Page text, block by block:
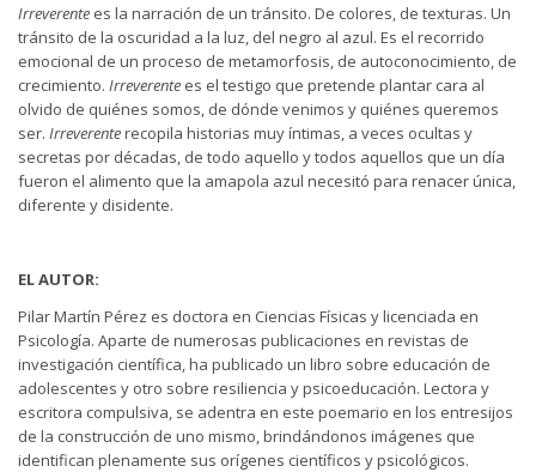
Irreverente es la narración de un tránsito. De colores, de texturas. Un
tránsito de la oscuridad a la luz, del negro al azul. Es el recorrido
emocional de un proceso de metamorfosis, de autoconocimiento, de
crecimiento. Irreverente es el testigo que pretende plantar cara al
olvido de quiénes somos, de dónde venimos y quiénes queremos
ser. Irreverenterecopila historias muy íntimas, a veces ocultas y
secretas por décadas, de todo aquello y todos aquellos que un día
fueron el alimento que la amapola azul necesitó para renacer única,
diferente y disidente.
EL AUTOR:
Pilar Martín Pérez es doctora en Ciencias Físicas y licenciada en
Psicología. Aparte de numerosas publicaciones en revistas de
investigación científica, ha publicado un libro sobre educación de
adolescentes y otro sobre resiliencia y psicoeducación. Lectora y
escritora compulsiva, se adentra en este poemario en los entresijos
de la construcción de uno mismo, brindándonos imágenes que
identifican plenamente sus orígenes científicos y psicológicos.